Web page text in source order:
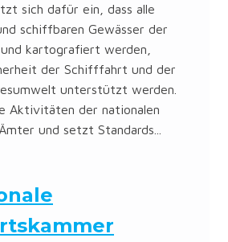
sich dafür ein, dass alle
schiffbaren Gewässer der
kartografiert werden,
der Schifffahrt und der
unterstützt werden.
Aktivitäten der nationalen
und setzt Standards...